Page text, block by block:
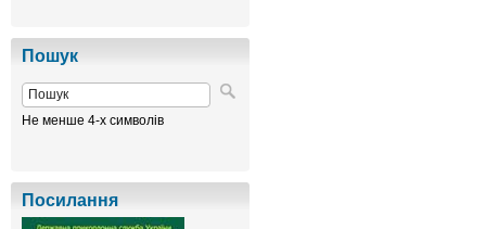
Пошук
Не менше 4-х символів
Посилання